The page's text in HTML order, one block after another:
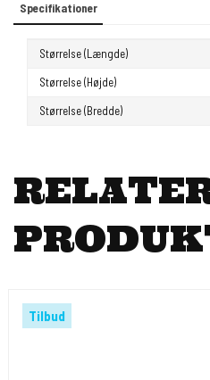
Specifikationer
Størrelse (Længde)
Størrelse (Højde)
Størrelse (Bredde)
Tilbud